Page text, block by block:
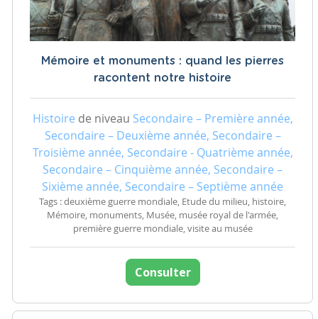
Mémoire et monuments : quand les pierres
racontent notre histoire
Histoire de niveau Secondaire – Première année,
Secondaire – Deuxième année, Secondaire –
Troisième année, Secondaire - Quatrième année,
Secondaire – Cinquième année, Secondaire –
Sixième année, Secondaire – Septième année
Tags : deuxième guerre mondiale, Etude du milieu, histoire,
Mémoire, monuments, Musée, musée royal de l'armée,
première guerre mondiale, visite au musée
Consulter